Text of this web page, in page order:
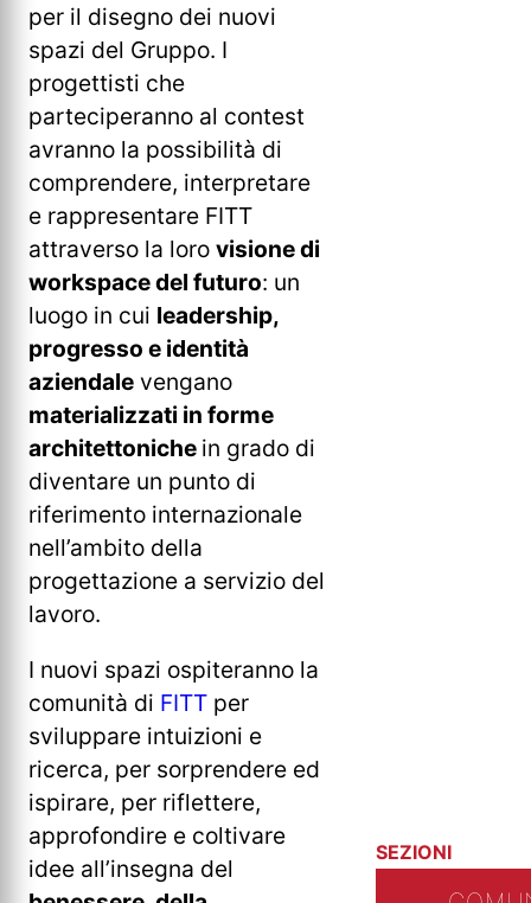
per il disegno dei nuovi
spazi del Gruppo. I
progettisti che
parteciperanno al contest
avranno la possibilità di
comprendere, interpretare
e rappresentare FITT
attraverso la loro visione di
workspace del futuro: un
luogo in cui leadership,
progresso e identità
aziendale vengano
materializzati in forme
architettoniche in grado di
diventare un punto di
riferimento internazionale
nell’ambito della
progettazione a servizio del
lavoro.
I nuovi spazi ospiteranno la
comunità di FITT per
sviluppare intuizioni e
ricerca, per sorprendere ed
ispirare, per riflettere,
approfondire e coltivare
idee all’insegna del
SEZIONI